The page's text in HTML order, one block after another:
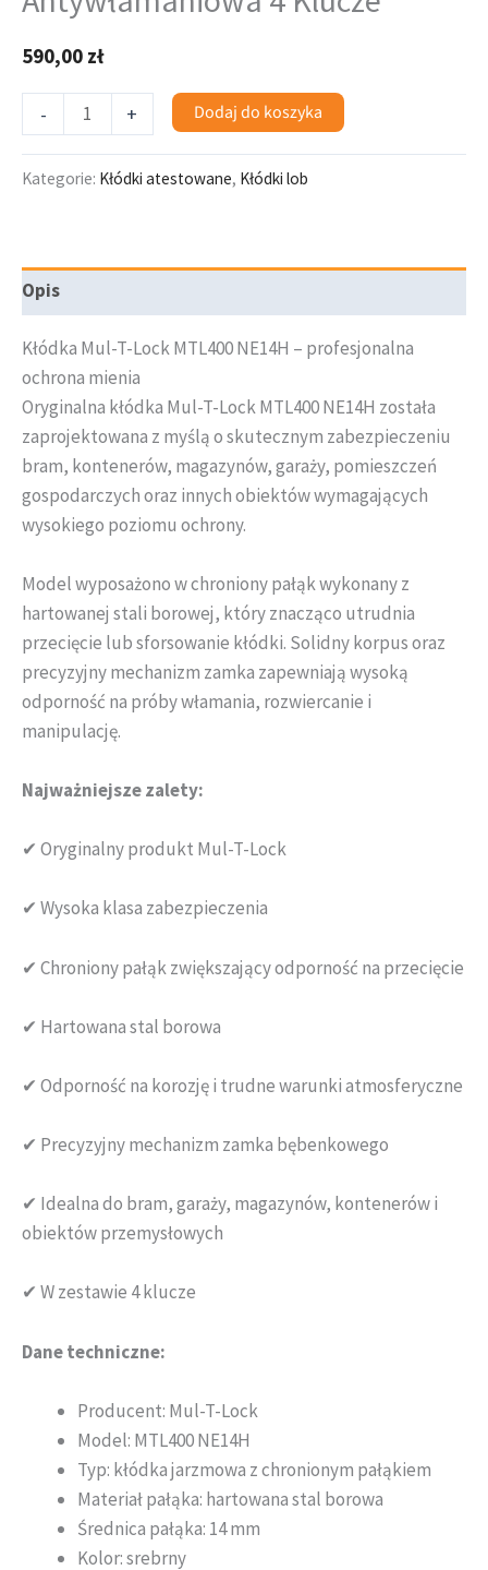
590,00 zł
- + Dodaj do koszyka
Kategorie: Kłódki atestowane, Kłódki lob
Opis
Kłódka Mul-T-Lock MTL400 NE14H – profesjonalna
ochrona mienia
Oryginalna kłódka Mul-T-Lock MTL400 NE14H została
zaprojektowana z myślą o skutecznym zabezpieczeniu
bram, kontenerów, magazynów, garaży, pomieszczeń
gospodarczych oraz innych obiektów wymagających
wysokiego poziomu ochrony.
Model wyposażono w chroniony pałąk wykonany z
hartowanej stali borowej, który znacząco utrudnia
przecięcie lub sforsowanie kłódki. Solidny korpus oraz
precyzyjny mechanizm zamka zapewniają wysoką
odporność na próby włamania, rozwiercanie i
manipulację.
Najważniejsze zalety:
✔ Oryginalny produkt Mul-T-Lock
✔ Wysoka klasa zabezpieczenia
✔ Chroniony pałąk zwiększający odporność na przecięcie
✔ Hartowana stal borowa
✔ Odporność na korozję i trudne warunki atmosferyczne
✔ Precyzyjny mechanizm zamka bębenkowego
✔ Idealna do bram, garaży, magazynów, kontenerów i
obiektów przemysłowych
✔ W zestawie 4 klucze
Dane techniczne:
Producent: Mul-T-Lock
Model: MTL400 NE14H
Typ: kłódka jarzmowa z chronionym pałąkiem
Materiał pałąka: hartowana stal borowa
Średnica pałąka: 14 mm
Kolor: srebrny